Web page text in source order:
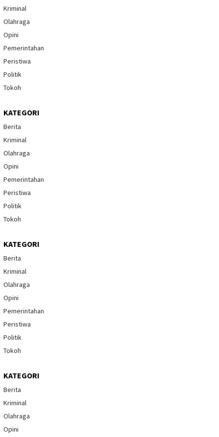
Kriminal
Olahraga
Opini
Pemerintahan
Peristiwa
Politik
Tokoh
KATEGORI
Berita
Kriminal
Olahraga
Opini
Pemerintahan
Peristiwa
Politik
Tokoh
KATEGORI
Berita
Kriminal
Olahraga
Opini
Pemerintahan
Peristiwa
Politik
Tokoh
KATEGORI
Berita
Kriminal
Olahraga
Opini